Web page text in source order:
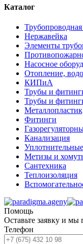
Каталог
Трубопроводная
Нержавейка
Элементы
Насосное
Отопление,
КИПиА
Трубы и
Трубы и
Фитинги
Канализация
Метизы и
Сантехника
Теплоизоляция
Помощь
Оставьте заявку и
Телефон